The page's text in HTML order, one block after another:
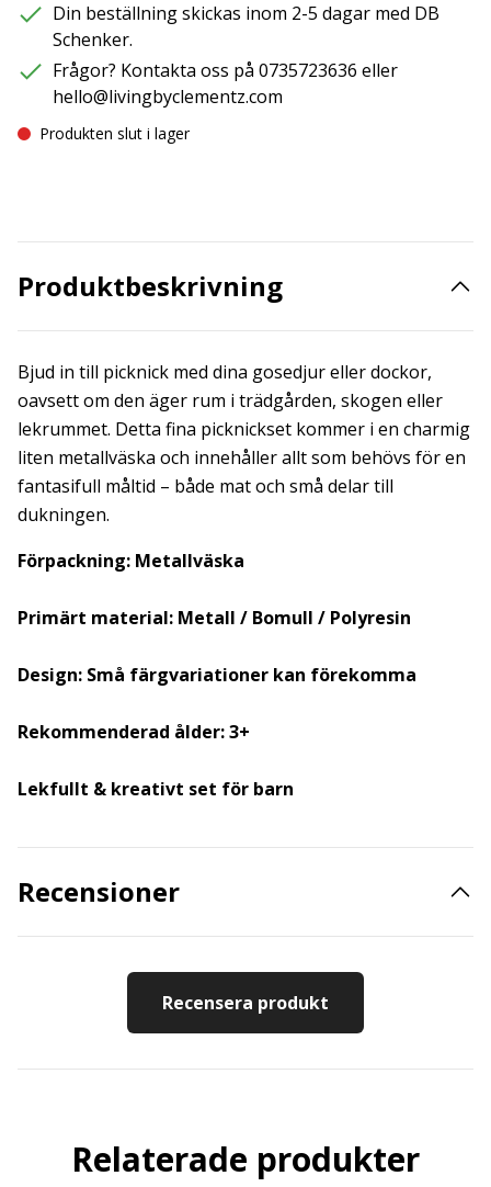
Din beställning skickas inom 2-5 dagar med DB
Schenker.
Frågor? Kontakta oss på 0735723636 eller
hello@livingbyclementz.com
Produkten slut i lager
Produktbeskrivning
Bjud in till picknick med dina gosedjur eller dockor,
oavsett om den äger rum i trädgården, skogen eller
lekrummet. Detta fina picknickset kommer i en charmig
liten metallväska och innehåller allt som behövs för en
fantasifull måltid – både mat och små delar till
dukningen.
Förpackning: Metallväska
Primärt material: Metall / Bomull / Polyresin
Design: Små färgvariationer kan förekomma
Rekommenderad ålder: 3+
Lekfullt & kreativt set för barn
Recensioner
Recensera produkt
Relaterade produkter